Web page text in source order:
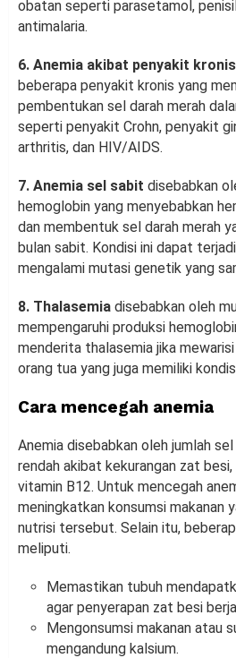
obatan seperti parasetamol,
antimalaria.
6. Anemia akibat penyakit kronis
beberapa penyakit kronis yang
pembentukan sel darah merah
seperti penyakit Crohn, penyakit
arthritis, dan HIV/AIDS.
7. Anemia sel sabit disebabkan
hemoglobin yang menyebabkan
dan membentuk sel darah merah
bulan sabit. Kondisi ini dapat
mengalami mutasi genetik yang
8. Thalasemia disebabkan oleh
mempengaruhi produksi
menderita thalasemia jika
orang tua yang juga memiliki
Cara mencegah anemia
Anemia disebabkan oleh jumlah
rendah akibat kekurangan zat
vitamin B12. Untuk mencegah
meningkatkan konsumsi makanan
nutrisi tersebut. Selain itu,
meliputi.
Memastikan tubuh
agar penyerapan zat besi
Mengonsumsi makanan atau
mengandung kalsium.